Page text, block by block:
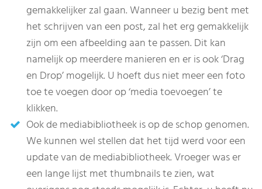
gemakkelijker zal gaan. Wanneer u bezig bent met
het schrijven van een post, zal het erg gemakkelijk
zijn om een afbeelding aan te passen. Dit kan
namelijk op meerdere manieren en er is ook ‘Drag
en Drop’ mogelijk. U hoeft dus niet meer een foto
toe te voegen door op ‘media toevoegen’ te
klikken.
Ook de mediabibliotheek is op de schop genomen.
We kunnen wel stellen dat het tijd werd voor een
update van de mediabibliotheek. Vroeger was er
een lange lijst met thumbnails te zien, wat